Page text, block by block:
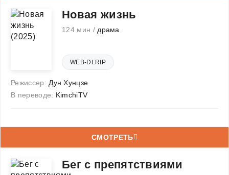
Новая жизнь
124 мин / драма
WEB-DLRIP
Режиссер: Дун Хунцзе
В переводе: KimchiTV
СМОТРЕТЬ
Бег с препятствиями